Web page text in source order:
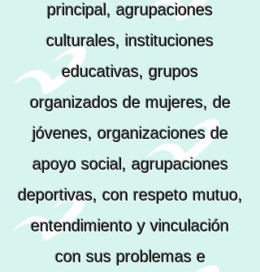
principal, agrupaciones
culturales, instituciones
educativas, grupos
organizados de mujeres, de
jóvenes, organizaciones de
apoyo social, agrupaciones
deportivas, con respeto mutuo,
entendimiento y vinculación
con sus problemas e